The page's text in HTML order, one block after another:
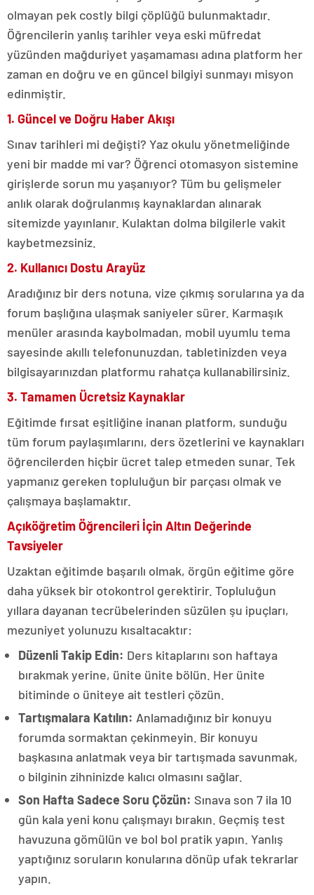
olmayan pek costly bilgi çöplüğü bulunmaktadır.
Öğrencilerin yanlış tarihler veya eski müfredat
yüzünden mağduriyet yaşamaması adına platform her
zaman en doğru ve en güncel bilgiyi sunmayı misyon
edinmiştir.
1. Güncel ve Doğru Haber Akışı
Sınav tarihleri mi değişti? Yaz okulu yönetmeliğinde
yeni bir madde mi var? Öğrenci otomasyon sistemine
girişlerde sorun mu yaşanıyor? Tüm bu gelişmeler
anlık olarak doğrulanmış kaynaklardan alınarak
sitemizde yayınlanır. Kulaktan dolma bilgilerle vakit
kaybetmezsiniz.
2. Kullanıcı Dostu Arayüz
Aradığınız bir ders notuna, vize çıkmış sorularına ya da
forum başlığına ulaşmak saniyeler sürer. Karmaşık
menüler arasında kaybolmadan, mobil uyumlu tema
sayesinde akıllı telefonunuzdan, tabletinizden veya
bilgisayarınızdan platformu rahatça kullanabilirsiniz.
3. Tamamen Ücretsiz Kaynaklar
Eğitimde fırsat eşitliğine inanan platform, sunduğu
tüm forum paylaşımlarını, ders özetlerini ve kaynakları
öğrencilerden hiçbir ücret talep etmeden sunar. Tek
yapmanız gereken topluluğun bir parçası olmak ve
çalışmaya başlamaktır.
Açıköğretim Öğrencileri İçin Altın Değerinde
Tavsiyeler
Uzaktan eğitimde başarılı olmak, örgün eğitime göre
daha yüksek bir otokontrol gerektirir. Topluluğun
yıllara dayanan tecrübelerinden süzülen şu ipuçları,
mezuniyet yolunuzu kısaltacaktır:
Düzenli Takip Edin: Ders kitaplarını son haftaya
bırakmak yerine, ünite ünite bölün. Her ünite
bitiminde o üniteye ait testleri çözün.
Tartışmalara Katılın: Anlamadığınız bir konuyu
forumda sormaktan çekinmeyin. Bir konuyu
başkasına anlatmak veya bir tartışmada savunmak,
o bilginin zihninizde kalıcı olmasını sağlar.
Son Hafta Sadece Soru Çözün: Sınava son 7 ila 10
gün kala yeni konu çalışmayı bırakın. Geçmiş test
havuzuna gömülün ve bol bol pratik yapın. Yanlış
yaptığınız soruların konularına dönüp ufak tekrarlar
yapın.